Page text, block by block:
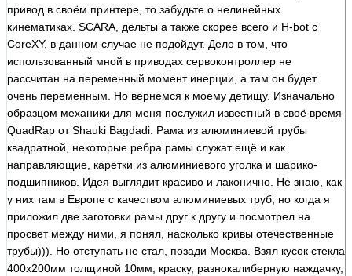
привод в своём принтере, то забудьте о нелинейных
кинематиках. SCARA, дельты а также скорее всего и H-bot с
CoreXY, в данном случае не подойдут. Дело в том, что
использованный мной в приводах сервоконтроллер не
рассчитан на переменный момент инерции, а там он будет
очень переменным. Но вернемся к моему детищу. Изначально
образцом механики для меня послужил известный в своё время
QuadRap от Shauki Bagdadi. Рама из алюминиевой трубы
квадратной, некоторые ребра рамы служат ещё и как
направляющие, каретки из алюминиевого уголка и шарико-
подшипников. Идея выглядит красиво и лаконично. Не знаю, как
у них там в Европе с качеством алюминиевых труб, но когда я
приложил две заготовки рамы друг к другу и посмотрел на
просвет между ними, я понял, насколько кривы отечественные
трубы))). Но отступать не стал, позади Москва. Взял кусок стекла
400х200мм толщиной 10мм, краску, разнокалиберную наждачку,